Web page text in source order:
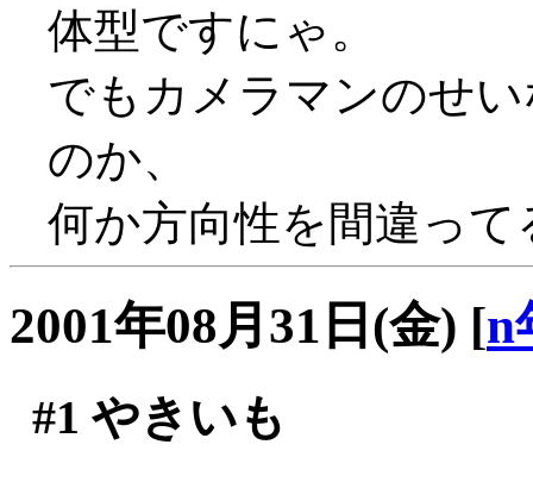
体型ですにゃ。
でもカメラマンのせ
のか、
何か方向性を間違っ
2001年08月31日(金) [n
#1 やきいも